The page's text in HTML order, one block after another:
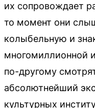
их сопровождает
то момент они
колыбельную и
многомиллионной
по-другому
абсолютнейший
культурных